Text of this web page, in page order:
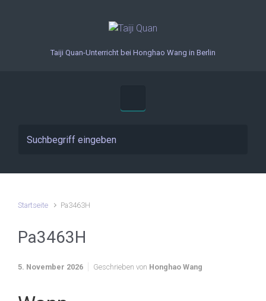
Taiji Quan-Unterricht bei Honghao Wang in Berlin
Startseite Pa3463H
Pa3463H
5. November 2026 Geschrieben von Honghao Wang